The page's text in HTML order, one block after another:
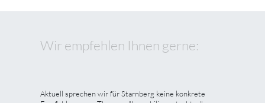
Wir empfehlen Ihnen gerne:
Aktuell sprechen wir für Starnberg keine konkrete